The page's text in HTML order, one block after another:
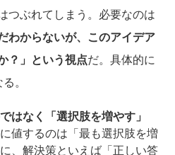
つぶれてしまう。必要なのは
わからないが、このアイデア
？」という視点だ。具体的に
。
はなく「選択肢を増やす」
値するのは「最も選択肢を増
、解決策といえば「正しい答